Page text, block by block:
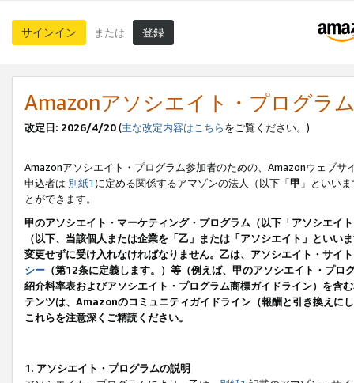
サインイン または 登録
Amazonアソシエイト・プログラ
改定日: 2026/4/20(主な改定内容はこちらをご覧ください。)
Amazonアソシエイト・プログラム参加者のための、Amazonウェブサ
申込者は 別紙1 に定める関係するアマゾンの法人（以下「甲 」といい
とができます。
甲のアソシエイト・マーケティング・プログラム（以下「アソシエイ
（以下、当該個人または企業を「乙」または「アソシエイト」とい
変更せずに受け入れなければなりません。乙は、アソシエイト・サイ
シー （第12条に定義します。）等（例えば、甲のアソシエイト・プ
紹介料率表およびアソシエイト・プログラム商標ガイドライン）を
テンツは、Amazonのコミュニティガイドライン（報酬と引き換えに
これらを注意深くご精読ください。
1. アソシエイト・プログラムの説明